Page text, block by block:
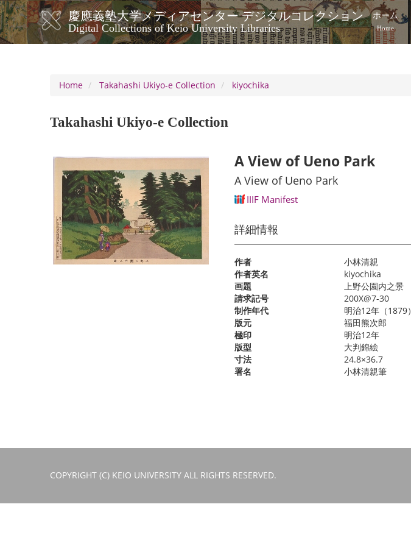
Skip
to
main
content
慶應義塾大学メディアセンター デジタルコレクション
Digital Collections of Keio University Libraries
メ
イ
ビ
シ
ン
ホーム
Home
Home
Takahashi Ukiyo-e Collection kiyochika
Takahashi Ukiyo-e Collection
A View of Ueno Park
A View of Ueno Park
IIIF Manifest
詳細情報
作者
小林清親
作者英名
kiyochika
画題
上野公園内之景
請求記号
200X@7-30
制作年代
明治12年（1879）
版元
福田熊次郎
極印
明治12年
版型
大判錦絵
寸法
24.8×36.7
署名
小林清親筆
COPYRIGHT (C) KEIO UNIVERSITY ALL RIGHTS RESERVED.